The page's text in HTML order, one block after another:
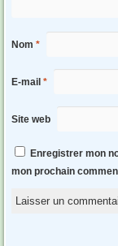
Nom *
E-mail *
Site web
Enregistrer mon
mon prochain